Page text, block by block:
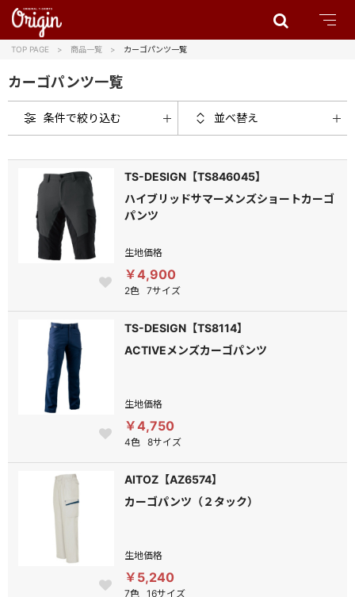
TOP PAGE 商品一覧 カーゴパンツ一覧
カーゴパンツ一覧
条件で絞り込む 並べ替え
TS-DESIGN【TS846045】
ハイブリッドサマーメンズショートカーゴ
パンツ
生地価格
￥4,900
2色 7サイズ
TS-DESIGN【TS8114】
ACTIVEメンズカーゴパンツ
生地価格
￥4,750
4色 8サイズ
AITOZ【AZ6574】
カーゴパンツ（２タック）
生地価格
￥5,240
7色 16サイズ